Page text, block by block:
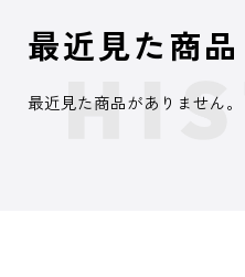
最近見た商品
最近見た商品がありません。